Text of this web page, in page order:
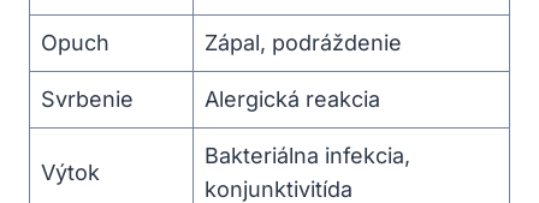
Opuch Zápal, podráždenie
Svrbenie Alergická⁢ reakcia
Výtok
Bakteriálna ​infekcia,
konjunktivitída